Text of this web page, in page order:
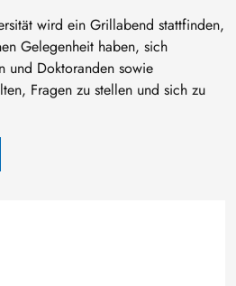
wird ein Grillabend stattfinden,
Gelegenheit haben, sich
und Doktoranden sowie
Fragen zu stellen und sich zu